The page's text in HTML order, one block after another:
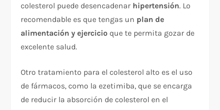
colesterol puede desencadenar hipertensión. Lo
recomendable es que tengas un plan de
alimentación y ejercicio que te permita gozar de
excelente salud.
Otro tratamiento para el colesterol alto es el uso
de fármacos, como la ezetimiba, que se encarga
de reducir la absorción de colesterol en el